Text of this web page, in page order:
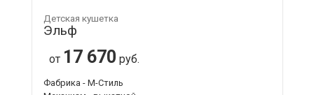
Детская кушетка
Эльф
от 17 670 руб.
Фабрика - М-Стиль